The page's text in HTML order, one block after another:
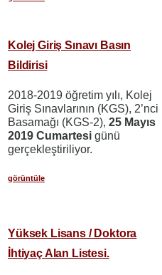
Kolej Giriş Sınavı Basın
Bildirisi
2018-2019 öğretim yılı, Kolej
Giriş Sınavlarının (KGS), 2’nci
Basamağı (KGS-2), 25 Mayıs
2019 Cumartesi günü
gerçekleştiriliyor.
görüntüle
Yüksek Lisans / Doktora
İhtiyaç Alan Listesi.